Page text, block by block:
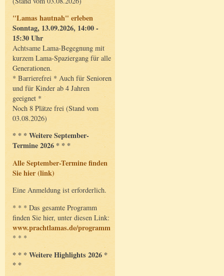
"Lamas hautnah" erleben
Sonntag, 13.09.2026, 14:00 -
15:30 Uhr
Achtsame Lama-Begegnung mit
kurzem Lama-Spaziergang für alle
Generationen.
* Barrierefrei * Auch für Senioren
und für Kinder ab 4 Jahren
geeignet *
Noch 8 Plätze frei (Stand vom
03.08.2026)
* * * Weitere September-
Termine 2026 * * *
Alle September-Termine finden
Sie hier (link)
Eine Anmeldung ist erforderlich.
* * * Das gesamte Programm
finden Sie hier, unter diesen Link:
www.prachtlamas.de/programm
* * *
* * * Weitere Highlights 2026 *
* *